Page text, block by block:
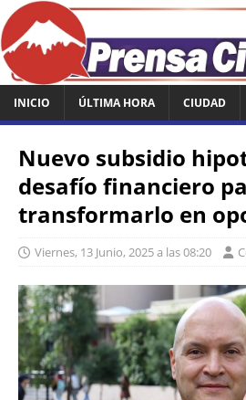
INICIO ÚLTIMA HORA CIUDAD
Nuevo subsidio
desafío financiero
transformarlo en
Viernes, 13 Junio, 2025 a las 08:20